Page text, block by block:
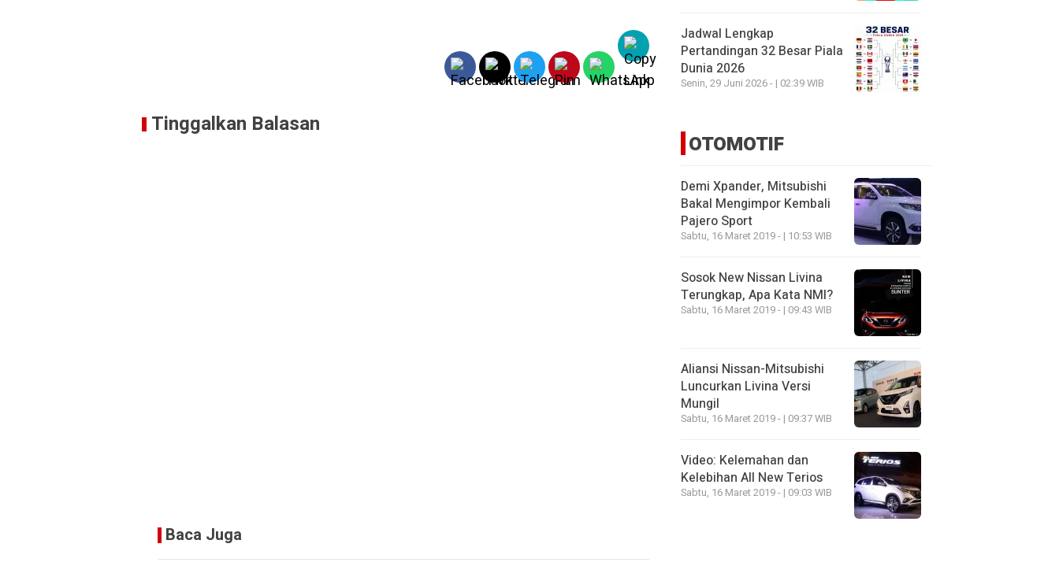
Tinggalkan Balasan
Baca Juga
Jadwal Lengkap
Pertandingan 32 Besar Piala
Dunia 2026
Senin, 29 Juni 2026 - | 02:39 WIB
OTOMOTIF
Demi Xpander, Mitsubishi
Bakal Mengimpor Kembali
Pajero Sport
Sabtu, 16 Maret 2019 - | 10:53 WIB
Sosok New Nissan Livina
Terungkap, Apa Kata NMI?
Sabtu, 16 Maret 2019 - | 09:43 WIB
Aliansi Nissan-Mitsubishi
Luncurkan Livina Versi
Mungil
Sabtu, 16 Maret 2019 - | 09:37 WIB
Video: Kelemahan dan
Kelebihan All New Terios
Sabtu, 16 Maret 2019 - | 09:03 WIB